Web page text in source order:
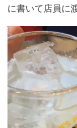
に書いて店員に